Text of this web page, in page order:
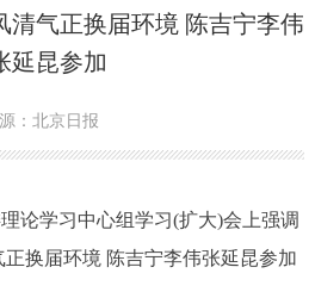
会议信息 部门动态
机构职能 政策服务
清气正换届环境 陈吉宁李伟
延昆参加
：北京日报
学习中心组学习(扩大)会上强调
换届环境 陈吉宁李伟张延昆参加